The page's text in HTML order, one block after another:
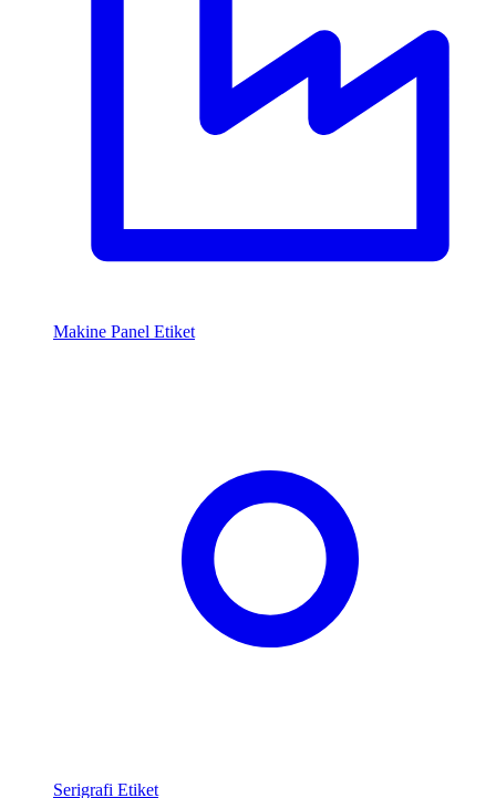
Makine Panel Etiket
Serigrafi Etiket